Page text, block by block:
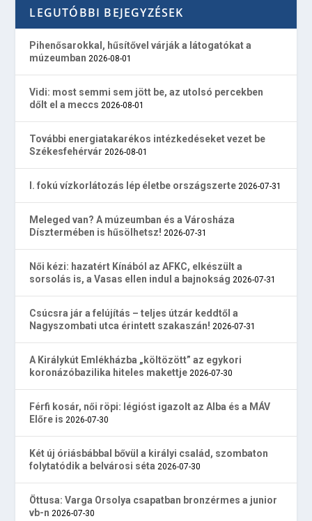
LEGUTÓBBI BEJEGYZÉSEK
Pihenősarokkal, hűsítővel várják a látogatókat a
múzeumban 2026-08-01
Vidi: most semmi sem jött be, az utolsó percekben
dőlt el a meccs 2026-08-01
További energiatakarékos intézkedéseket vezet be
Székesfehérvár 2026-08-01
I. fokú vízkorlátozás lép életbe országszerte 2026-07-31
Meleged van? A múzeumban és a Városháza
Dísztermében is hűsölhetsz! 2026-07-31
Női kézi: hazatért Kínából az AFKC, elkészült a
sorsolás is, a Vasas ellen indul a bajnokság 2026-07-31
Csúcsra jár a felújítás – teljes útzár keddtől a
Nagyszombati utca érintett szakaszán! 2026-07-31
A Királykút Emlékházba „költözött” az egykori
koronázóbazilika hiteles makettje 2026-07-30
Férfi kosár, női röpi: légióst igazolt az Alba és a MÁV
Előre is 2026-07-30
Két új óriásbábbal bővül a királyi család, szombaton
folytatódik a belvárosi séta 2026-07-30
Öttusa: Varga Orsolya csapatban bronzérmes a junior
vb-n 2026-07-30